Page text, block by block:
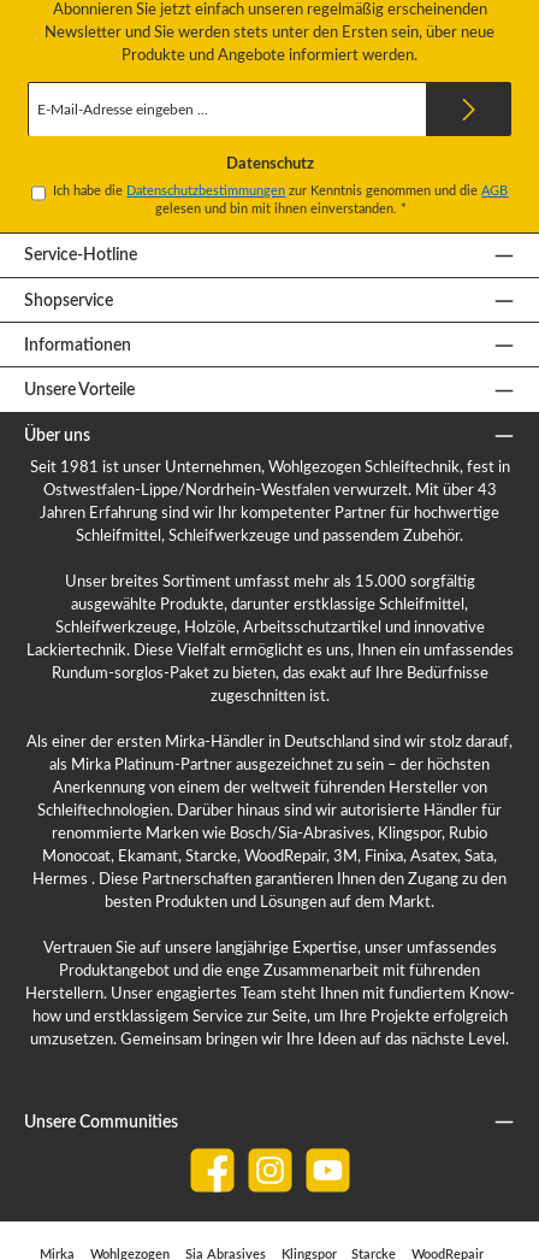
Abonnieren Sie jetzt einfach unseren regelmäßig erscheinenden
Newsletter und Sie werden stets unter den Ersten sein, über neue
Produkte und Angebote informiert werden.
Mail-
Datenschutz
Ich habe die Datenschutzbestimmungen zur Kenntnis genommen und dieAGB
gelesen und bin mit ihnen einverstanden. *
Service-Hotline
Shopservice
Informationen
Unsere Vorteile
Über uns
Seit 1981 ist unser Unternehmen, Wohlgezogen Schleiftechnik, fest in
Ostwestfalen-Lippe/Nordrhein-Westfalen verwurzelt. Mit über 43
Jahren Erfahrung sind wir Ihr kompetenter Partner für hochwertige
Schleifmittel, Schleifwerkzeuge und passendem Zubehör.
Unser breites Sortiment umfasst mehr als 15.000 sorgfältig
ausgewählte Produkte, darunter erstklassige Schleifmittel,
Schleifwerkzeuge, Holzöle, Arbeitsschutzartikel und innovative
Lackiertechnik. Diese Vielfalt ermöglicht es uns, Ihnen ein umfassendes
Rundum-sorglos-Paket zu bieten, das exakt auf Ihre Bedürfnisse
zugeschnitten ist.
Als einer der ersten Mirka-Händler in Deutschland sind wir stolz darauf,
als Mirka Platinum-Partner ausgezeichnet zu sein – der höchsten
Anerkennung von einem der weltweit führenden Hersteller von
Schleiftechnologien. Darüber hinaus sind wir autorisierte Händler für
renommierte Marken wie Bosch/Sia-Abrasives, Klingspor, Rubio
Monocoat, Ekamant, Starcke, WoodRepair, 3M, Finixa, Asatex, Sata,
Hermes . Diese Partnerschaften garantieren Ihnen den Zugang zu den
besten Produkten und Lösungen auf dem Markt.
Vertrauen Sie auf unsere langjährige Expertise, unser umfassendes
Produktangebot und die enge Zusammenarbeit mit führenden
Herstellern. Unser engagiertes Team steht Ihnen mit fundiertem Know-
how und erstklassigem Service zur Seite, um Ihre Projekte erfolgreich
umzusetzen. Gemeinsam bringen wir Ihre Ideen auf das nächste Level.
Unsere Communities
Facebook Instagram YouTube
Mirka Wohlgezogen Sia Abrasives Klingspor Starcke WoodRepair